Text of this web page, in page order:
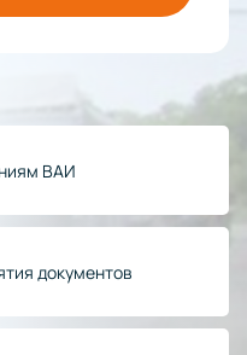
ВАИ
документов